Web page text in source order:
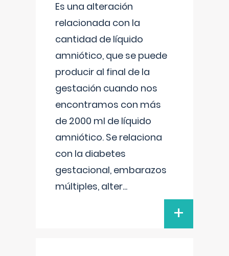
Es una alteración
relacionada con la
cantidad de líquido
amniótico, que se puede
producir al final de la
gestación cuando nos
encontramos con más
de 2000 ml de líquido
amniótico. Se relaciona
con la diabetes
gestacional, embarazos
múltiples, alter...
+